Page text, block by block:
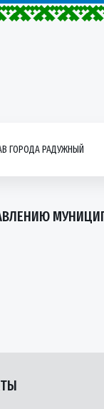
ГОРОДА РАДУЖНЫЙ